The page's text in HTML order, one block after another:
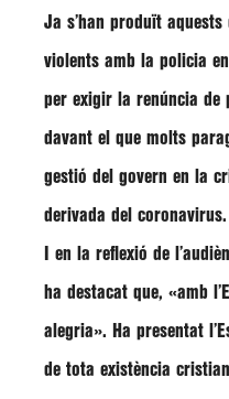
Ja s’han produït
violents amb la policia
per exigir la renúncia de
davant el que molts
gestió del govern en la
derivada del coronavirus.
I en la reflexió de
ha destacat que, «amb
alegria». Ha presentat
de tota existència